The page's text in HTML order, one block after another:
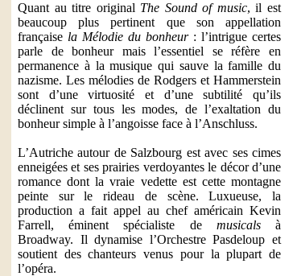
Quant au titre original The Sound of music, il est
beaucoup plus pertinent que son appellation
française la Mélodie du bonheur: l’intrigue certes
parle de bonheur mais l’essentiel se réfère en
permanence à la musique qui sauve la famille du
nazisme. Les mélodies de Rodgers et Hammerstein
sont d’une virtuosité et d’une subtilité qu’ils
déclinent sur tous les modes, de l’exaltation du
bonheur simple à l’angoisse face à l’Anschluss.
L’Autriche autour de Salzbourg est avec ses cimes
enneigées et ses prairies verdoyantes le décor d’une
romance dont la vraie vedette est cette montagne
peinte sur le rideau de scène. Luxueuse, la
production a fait appel au chef américain Kevin
Farrell, éminent spécialiste de musicalsà
Broadway. Il dynamise l’Orchestre Pasdeloup et
soutient des chanteurs venus pour la plupart de
l’opéra.